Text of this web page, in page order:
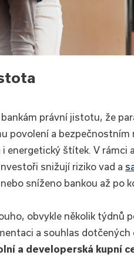
právní jistotu, že
povolení a bezpečnostním
energetický štítek. V rámci
snižují riziko vad a
sníženo bankou až po
obvykle několik týdnů
a souhlas dotčených
a developerská kupní